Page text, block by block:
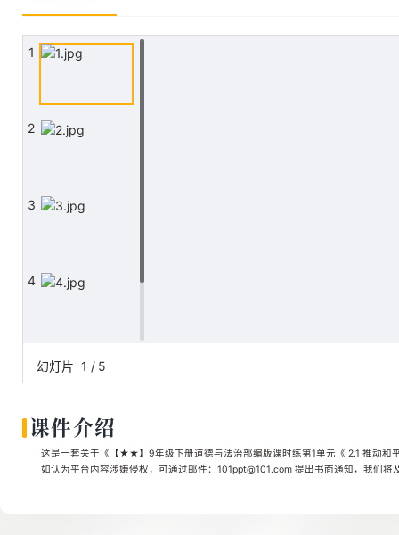
1
2
3
4
幻灯片 1 / 5
课件介绍
这是一套关于《【★★】9年级下册道德与法治部编版课时练第1单元《 2.1 推动和
如认为平台内容涉嫌侵权，可通过邮件：101ppt@101.com 提出书面通知，我们将